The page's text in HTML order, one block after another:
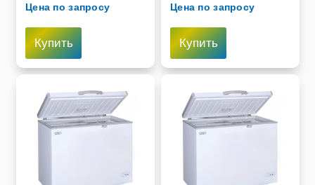
Цена по запросу
Купить
Цена по запросу
Купить